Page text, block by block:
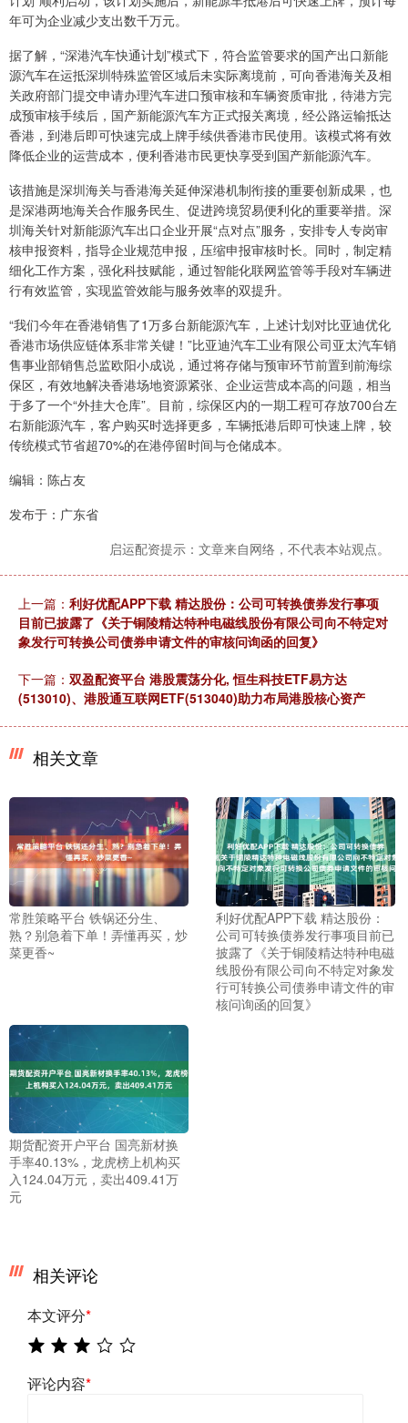
年可为企业减少支出数千万元。
据了解，“深港汽车快通计划”模式下，符合监管要求的国产出口新能
源汽车在运抵深圳特殊监管区域后未实际离境前，可向香港海关及相
关政府部门提交申请办理汽车进口预审核和车辆资质审批，待港方完
成预审核手续后，国产新能源汽车方正式报关离境，经公路运输抵达
香港，到港后即可快速完成上牌手续供香港市民使用。该模式将有效
降低企业的运营成本，便利香港市民更快享受到国产新能源汽车。
该措施是深圳海关与香港海关延伸深港机制衔接的重要创新成果，也
是深港两地海关合作服务民生、促进跨境贸易便利化的重要举措。深
圳海关针对新能源汽车出口企业开展“点对点”服务，安排专人专岗审
核申报资料，指导企业规范申报，压缩申报审核时长。同时，制定精
细化工作方案，强化科技赋能，通过智能化联网监管等手段对车辆进
行有效监管，实现监管效能与服务效率的双提升。
“我们今年在香港销售了1万多台新能源汽车，上述计划对比亚迪优化
香港市场供应链体系非常关键！”比亚迪汽车工业有限公司亚太汽车销
售事业部销售总监欧阳小成说，通过将存储与预审环节前置到前海综
保区，有效地解决香港场地资源紧张、企业运营成本高的问题，相当
于多了一个“外挂大仓库”。目前，综保区内的一期工程可存放700台左
右新能源汽车，客户购买时选择更多，车辆抵港后即可快速上牌，较
传统模式节省超70%的在港停留时间与仓储成本。
编辑：陈占友
发布于：广东省
启运配资提示：文章来自网络，不代表本站观点。
上一篇： 利好优配APP下载 精达股份：公司可转换债券发行事项
目前已披露了《关于铜陵精达特种电磁线股份有限公司向不特定对
象发行可转换公司债券申请文件的审核问询函的回复》
下一篇： 双盈配资平台 港股震荡分化, 恒生科技ETF易方达
(513010)、港股通互联网ETF(513040)助力布局港股核心资产
相关文章
常胜策略平台 铁锅还分生、
熟？别急着下单！弄懂再买，炒
菜更香~
利好优配APP下载 精达股份：
公司可转换债券发行事项目前已
披露了《关于铜陵精达特种电磁
线股份有限公司向不特定对象发
行可转换公司债券申请文件的审
核问询函的回复》
期货配资开户平台 国亮新材换
手率40.13%，龙虎榜上机构买
入124.04万元，卖出409.41万
元
相关评论
本文评分*
评论内容*